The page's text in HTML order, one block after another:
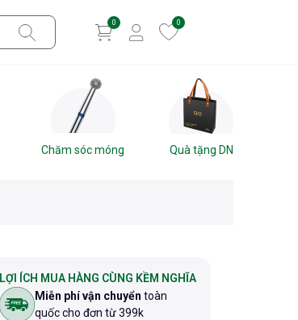
0 0
Chăm sóc móng Quà tặng DN
LỢI ÍCH MUA HÀNG CÙNG KỀM NGHĨA
Miễn phí vận chuyển toàn
quốc cho đơn từ 399k